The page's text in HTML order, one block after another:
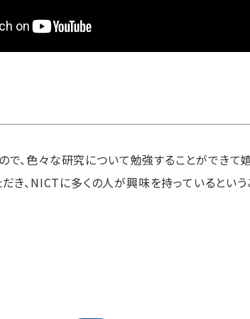
、色々な研究について勉強することができて
き、NICTに多くの人が興味を持っているという